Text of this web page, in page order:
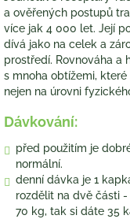
a ověřených postupů
více jak 4 000 let. Její
dívá jako na celek a
prostředí. Rovnováha a
s mnoha obtížemi,
nejen na úrovni
Dávkování:
před použitím je
normální.
denní dávka je 1
rozdělit na dvě části -
70 kg, tak si dáte 35